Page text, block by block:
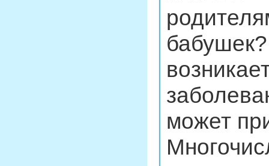
может